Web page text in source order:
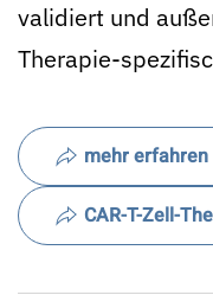
validiert und
Therapie-
mehr erfahren
CAR-T-Zell-